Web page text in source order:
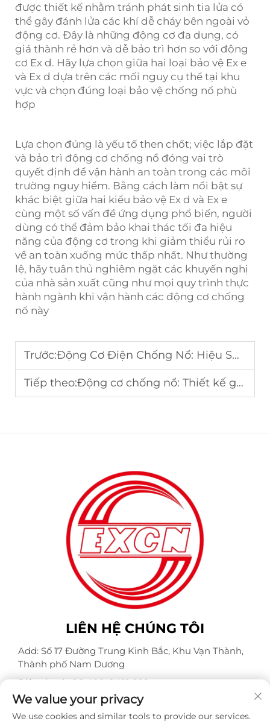
được thiết kế nhằm tránh phát sinh tia lửa có
thể gây đánh lửa các khí dễ cháy bên ngoài vỏ
động cơ. Đây là những động cơ đa dụng, có
giá thành rẻ hơn và dễ bảo trì hơn so với động
cơ Ex d. Hãy lựa chọn giữa hai loại bảo vệ Ex e
và Ex d dựa trên các mối nguy cụ thể tại khu
vực và chọn đúng loại bảo vệ chống nổ phù
hợp
Lựa chọn đúng là yếu tố then chốt; việc lắp đặt
và bảo trì động cơ chống nổ đóng vai trò
quyết định để vận hành an toàn trong các môi
trường nguy hiểm. Bằng cách làm nổi bật sự
khác biệt giữa hai kiểu bảo vệ Ex d và Ex e
cùng một số vấn đề ứng dụng phổ biến, người
dùng có thể đảm bảo khai thác tối đa hiệu
năng của động cơ trong khi giảm thiểu rủi ro
về an toàn xuống mức thấp nhất. Như thường
lệ, hãy tuân thủ nghiêm ngặt các khuyến nghị
của nhà sản xuất cũng như mọi quy trình thực
hành ngành khi vận hành các động cơ chống
nổ này
Trước:Động Cơ Điện Chống Nổ: Hiệu Suất IE2 so với IE3 so với IE4
Tiếp theo:Động cơ chống nổ: Thiết kế gioăng tĩnh so với gioăng động
LIÊN HỆ CHÚNG TÔI
Add: Số 17 Đường Trung Kinh Bắc, Khu Vạn Thành,
Thành phố Nam Dương
Điện thoại:+86-400-0491-999
Thư điện tử:[email protected]
We value your privacy
We use cookies and similar tools to provide our services.